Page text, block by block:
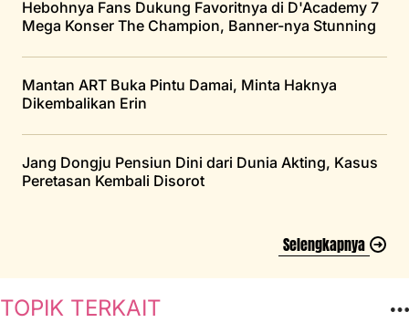
Hebohnya Fans Dukung Favoritnya di D'Academy 7
Mega Konser The Champion, Banner-nya Stunning
Mantan ART Buka Pintu Damai, Minta Haknya
Dikembalikan Erin
Jang Dongju Pensiun Dini dari Dunia Akting, Kasus
Peretasan Kembali Disorot
Selengkapnya
TOPIK TERKAIT